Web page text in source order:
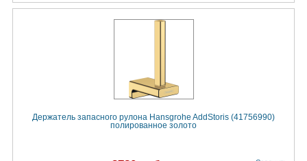
Держатель запасного рулона Hansgrohe AddStoris (41756990)
полированное золото